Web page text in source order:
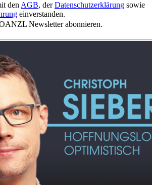
den AGB, derDatenschutzerklärung sowie
einverstanden.
Newsletter abonnieren.